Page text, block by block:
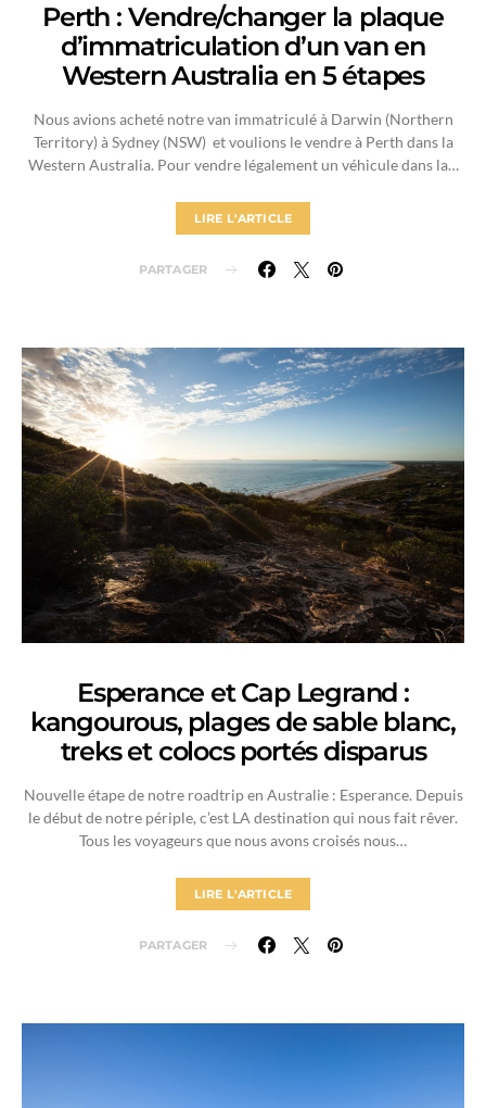
Perth : Vendre/changer la plaque
d’immatriculation d’un van en
Western Australia en 5 étapes
Nous avions acheté notre van immatriculé à Darwin (Northern
Territory) à Sydney (NSW) et voulions le vendre à Perth dans la
Western Australia. Pour vendre légalement un véhicule dans la…
LIRE L'ARTICLE
PARTAGER
Esperance et Cap Legrand :
kangourous, plages de sable blanc,
treks et colocs portés disparus
Nouvelle étape de notre roadtrip en Australie : Esperance. Depuis
le début de notre périple, c’est LA destination qui nous fait rêver.
Tous les voyageurs que nous avons croisés nous…
LIRE L'ARTICLE
PARTAGER